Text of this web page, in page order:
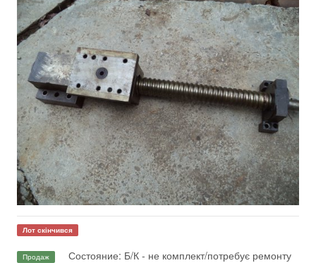
Лот скінчився
Продаж Состояние: Б/К - не комплект/потребує ремонту